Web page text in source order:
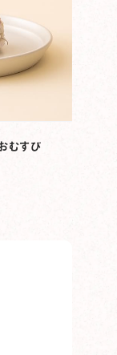
むすび